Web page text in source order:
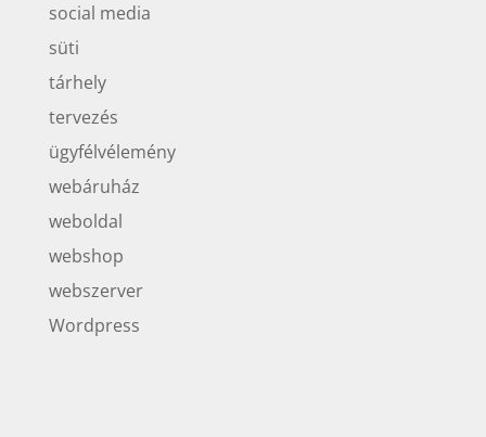
social media
süti
tárhely
tervezés
ügyfélvélemény
webáruház
weboldal
webshop
webszerver
Wordpress